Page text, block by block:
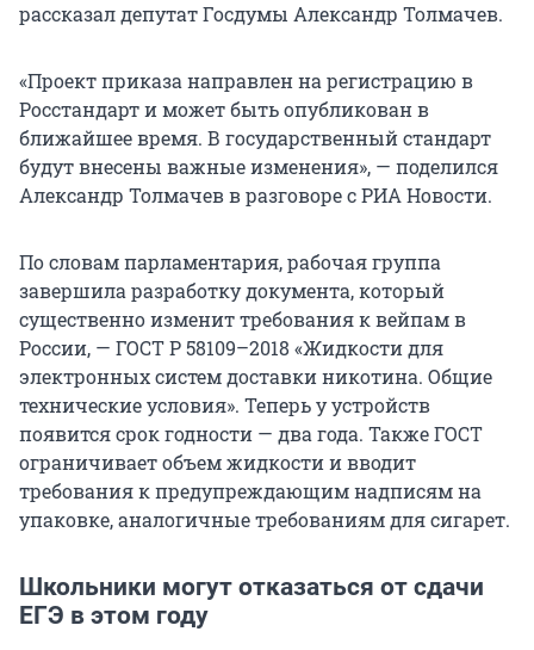
рассказал депутат Госдумы Александр Толмачев.
«Проект приказа направлен на регистрацию в
Росстандарт и может быть опубликован в
ближайшее время. В государственный стандарт
будут внесены важные изменения», — поделился
Александр Толмачев в разговоре с РИА Новости.
По словам парламентария, рабочая группа
завершила разработку документа, который
существенно изменит требования к вейпам в
России, — ГОСТ Р 58109–2018 «Жидкости для
электронных систем доставки никотина. Общие
технические условия». Теперь у устройств
появится срок годности — два года. Также ГОСТ
ограничивает объем жидкости и вводит
требования к предупреждающим надписям на
упаковке, аналогичные требованиям для сигарет.
Школьники могут отказаться от сдачи
ЕГЭ в этом году